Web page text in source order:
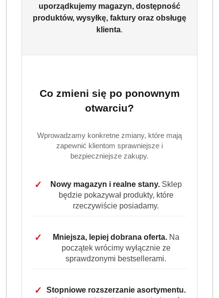
KÖNIGLICHE
uporządkujemy magazyn, dostępność
produktów, wysyłkę, faktury oraz obsługę
klienta.
Co zmieni się po ponownym
otwarciu?
Wprowadzamy konkretne zmiany, które mają
zapewnić klientom sprawniejsze i
bezpieczniejsze zakupy.
✓ Nowy magazyn i realne stany.Sklep
będzie pokazywał produkty, które
rzeczywiście posiadamy.
✓ Mniejsza, lepiej dobrana oferta.Na
początek wrócimy wyłącznie ze
sprawdzonymi bestsellerami.
✓
Stopniowe rozszerzanie asortymentu.